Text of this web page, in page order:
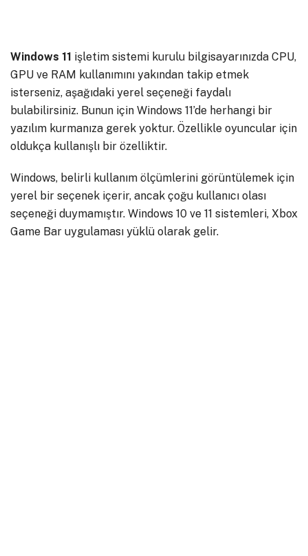
Windows 11 işletim sistemi kurulu bilgisayarınızda CPU,
GPU ve RAM kullanımını yakından takip etmek
isterseniz, aşağıdaki yerel seçeneği faydalı
bulabilirsiniz. Bunun için Windows 11’de herhangi bir
yazılım kurmanıza gerek yoktur. Özellikle oyuncular için
oldukça kullanışlı bir özelliktir.
Windows, belirli kullanım ölçümlerini görüntülemek için
yerel bir seçenek içerir, ancak çoğu kullanıcı olası
seçeneği duymamıştır. Windows 10 ve 11 sistemleri, Xbox
Game Bar uygulaması yüklü olarak gelir.